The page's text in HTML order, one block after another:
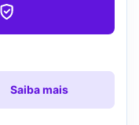
Saiba mais